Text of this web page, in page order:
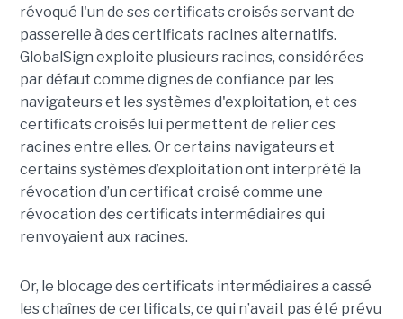
révoqué l'un de ses certificats croisés servant de
passerelle à des certificats racines alternatifs.
GlobalSign exploite plusieurs racines, considérées
par défaut comme dignes de confiance par les
navigateurs et les systèmes d'exploitation, et ces
certificats croisés lui permettent de relier ces
racines entre elles. Or certains navigateurs et
certains systèmes d’exploitation ont interprété la
révocation d’un certificat croisé comme une
révocation des certificats intermédiaires qui
renvoyaient aux racines.
Or, le blocage des certificats intermédiaires a cassé
les chaînes de certificats, ce qui n’avait pas été prévu